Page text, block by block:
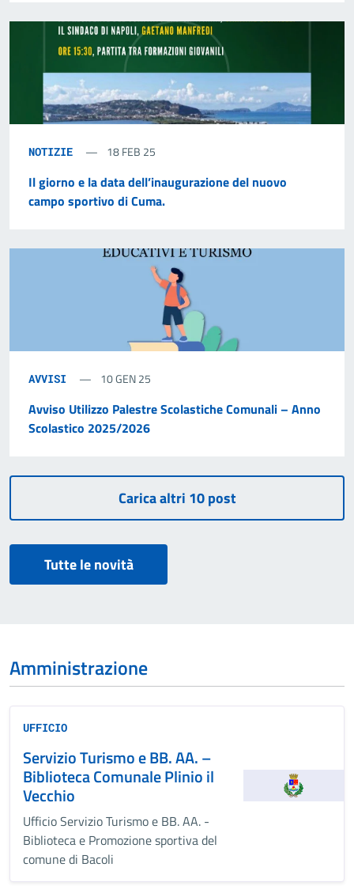
NOTIZIE 18 FEB 25
Il giorno e la data dell’inaugurazione del nuovo
campo sportivo di Cuma.
AVVISI 10 GEN 25
Avviso Utilizzo Palestre Scolastiche Comunali – Anno
Scolastico 2025/2026
Tutte le novità
Amministrazione
UFFICIO
Servizio Turismo e BB. AA. –
Biblioteca Comunale Plinio il
Vecchio
Ufficio Servizio Turismo e BB. AA. -
Biblioteca e Promozione sportiva del
comune di Bacoli